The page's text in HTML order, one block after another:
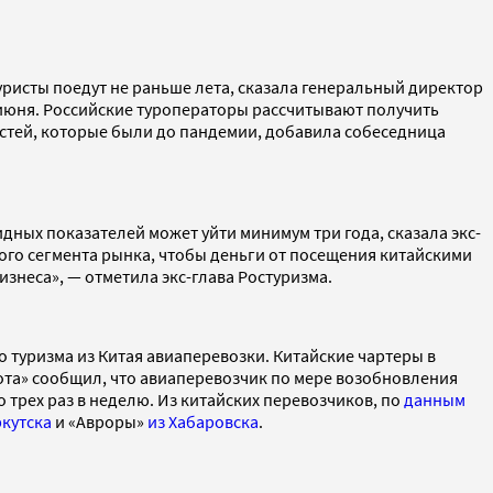
поедут не раньше лета, сказала генеральный директор
Российские туроператоры рассчитывают получить
которые были до пандемии, добавила собеседница
показателей может уйти минимум три года, сказала экс-
сегмента рынка, чтобы деньги от посещения китайскими
— отметила экс-глава Ростуризма.
из Китая авиаперевозки. Китайские чартеры в
сообщил, что авиаперевозчик по мере возобновления
раз в неделю. Из китайских перевозчиков, по данным
и «Авроры» из Хабаровска.